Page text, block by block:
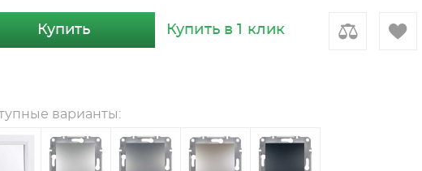
Купить Купить в 1 клик
варианты: